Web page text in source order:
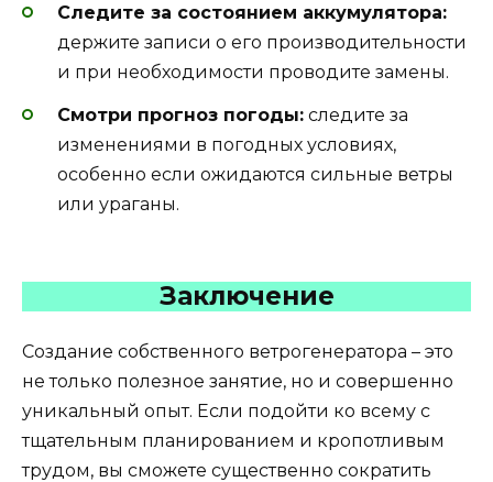
Следите за состоянием аккумулятора:
держите записи о его производительности
и при необходимости проводите замены.
Смотри прогноз погоды: следите за
изменениями в погодных условиях,
особенно если ожидаются сильные ветры
или ураганы.
Заключение
Создание собственного ветрогенератора – это
не только полезное занятие, но и совершенно
уникальный опыт. Если подойти ко всему с
тщательным планированием и кропотливым
трудом, вы сможете существенно сократить